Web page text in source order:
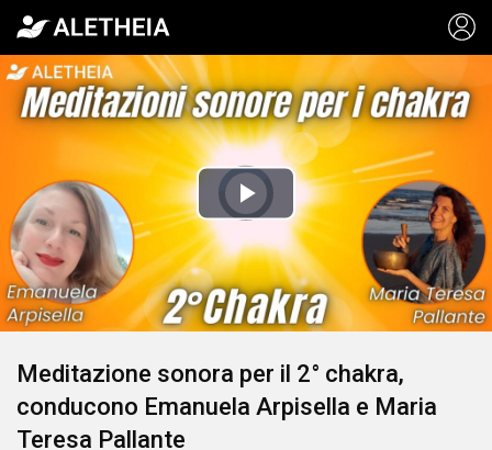
Video
Player
is
loading.Play
Video
Meditazione sonora per il 2° chakra,
conducono Emanuela Arpisella e Maria
Teresa Pallante